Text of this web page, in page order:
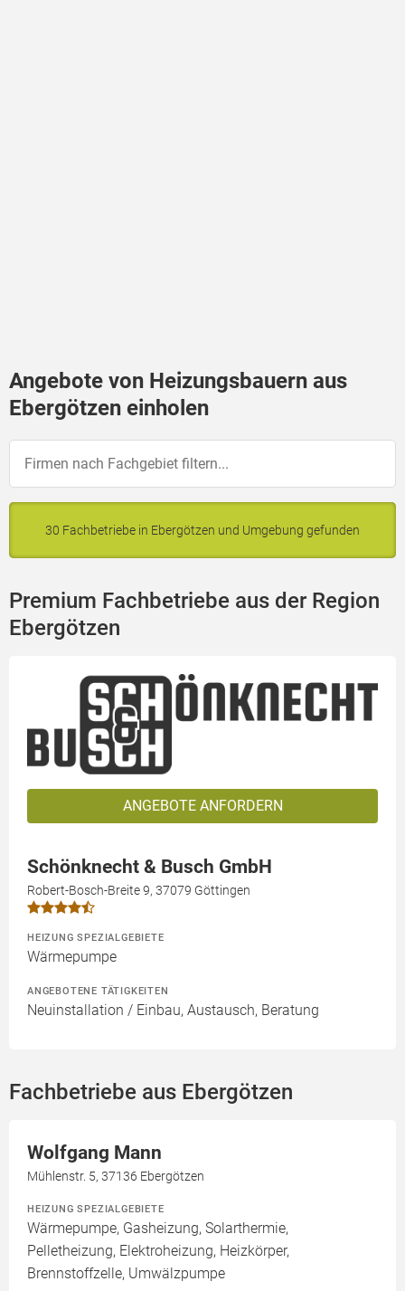
Angebote von Heizungsbauern aus
Ebergötzen einholen
30 Fachbetriebe in Ebergötzen und Umgebung gefunden
Premium Fachbetriebe aus der Region
Ebergötzen
ANGEBOTE ANFORDERN
Schönknecht & Busch GmbH
Robert-Bosch-Breite 9, 37079 Göttingen
HEIZUNG SPEZIALGEBIETE
Wärmepumpe
ANGEBOTENE TÄTIGKEITEN
Neuinstallation / Einbau, Austausch, Beratung
Fachbetriebe aus Ebergötzen
Wolfgang Mann
Mühlenstr. 5, 37136 Ebergötzen
HEIZUNG SPEZIALGEBIETE
Wärmepumpe, Gasheizung, Solarthermie,
Pelletheizung, Elektroheizung, Heizkörper,
Brennstoffzelle, Umwälzpumpe